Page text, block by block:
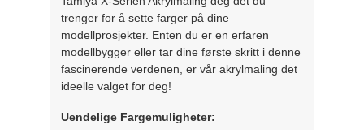
trenger for å sette farger på dine
modellprosjekter. Enten du er en erfaren
modellbygger eller tar dine første skritt i denne
fascinerende verdenen, er vår akrylmaling det
ideelle valget for deg!
Uendelige Fargemuligheter: